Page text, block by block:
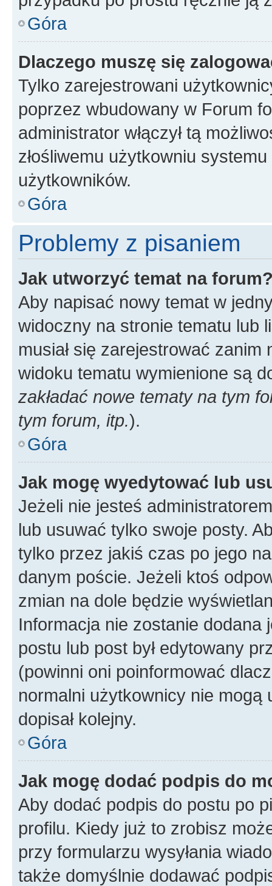
Góra
Dlaczego muszę się
Tylko zarejestrowani
poprzez wbudowany w Forum
administrator włączył tą
złośliwemu użytkowniu
użytkowników.
Góra
Problemy z pisaniem
Jak utworzyć temat na
Aby napisać nowy temat w
widoczny na stronie tematu lub
musiał się zarejestrować
widoku tematu wymienione są
zakładać nowe tematy na tym
tym forum, itp.).
Góra
Jak mogę wyedytować lub
Jeżeli nie jesteś
lub usuwać tylko swoje posty.
tylko przez jakiś czas po jego
danym poście. Jeżeli ktoś
zmian na dole będzie
Informacja nie zostanie dodana
postu lub post był edytowany
(powinni oni poinformować
normalni użytkownicy nie
dopisał kolejny.
Góra
Jak mogę dodać podpis do
Aby dodać podpis do postu po
profilu. Kiedy już to zrobisz
przy formularzu wysyłania
także domyślnie dodawać